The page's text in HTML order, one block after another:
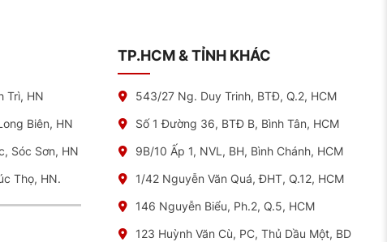
ngờ, nhưng sau khi thay lốp Goodyear tại NAT, xe chạy êm
Trì, HN
Biên, HN
Sóc Sơn, HN
Thọ, HN.
TP.HCM & TỈNH KHÁC
543/27 Ng. Duy Trinh, BTĐ, Q.2, HCM
Số 1 Đường 36, BTĐ B, Bình Tân, HCM
9B/10 Ấp 1, NVL, BH, Bình Chánh, HCM
1/42 Nguyễn Văn Quá, ĐHT, Q.12, HCM
146 Nguyễn Biểu, Ph.2, Q.5, HCM
123 Huỳnh Văn Cù, PC, Thủ Dầu Một, BD